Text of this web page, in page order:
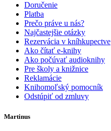
Doručenie
Platba
Prečo práve u nás?
Najčastejšie otázky
Rezervácia v kníhkupectve
Ako čítať e-knihy
Ako počúvať audioknihy
Pre školy a knižnice
Reklamácie
Knihomoľský pomocník
Odstúpiť od zmluvy
Martinus